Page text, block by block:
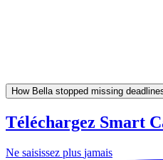
How Bella stopped missing
Téléchargez Smart
Ne saisissez plus jamais